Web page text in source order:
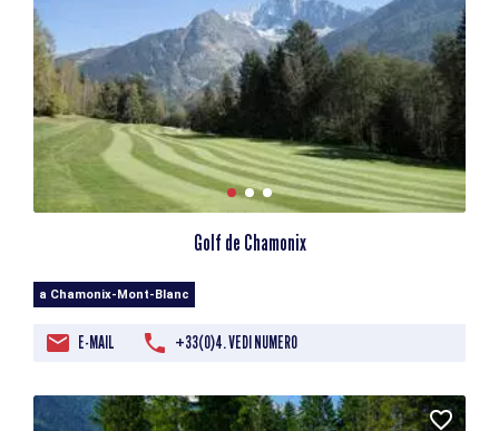
Golf de Chamonix
a Chamonix-Mont-Blanc
E-MAIL +33(0)4. VEDI NUMERO